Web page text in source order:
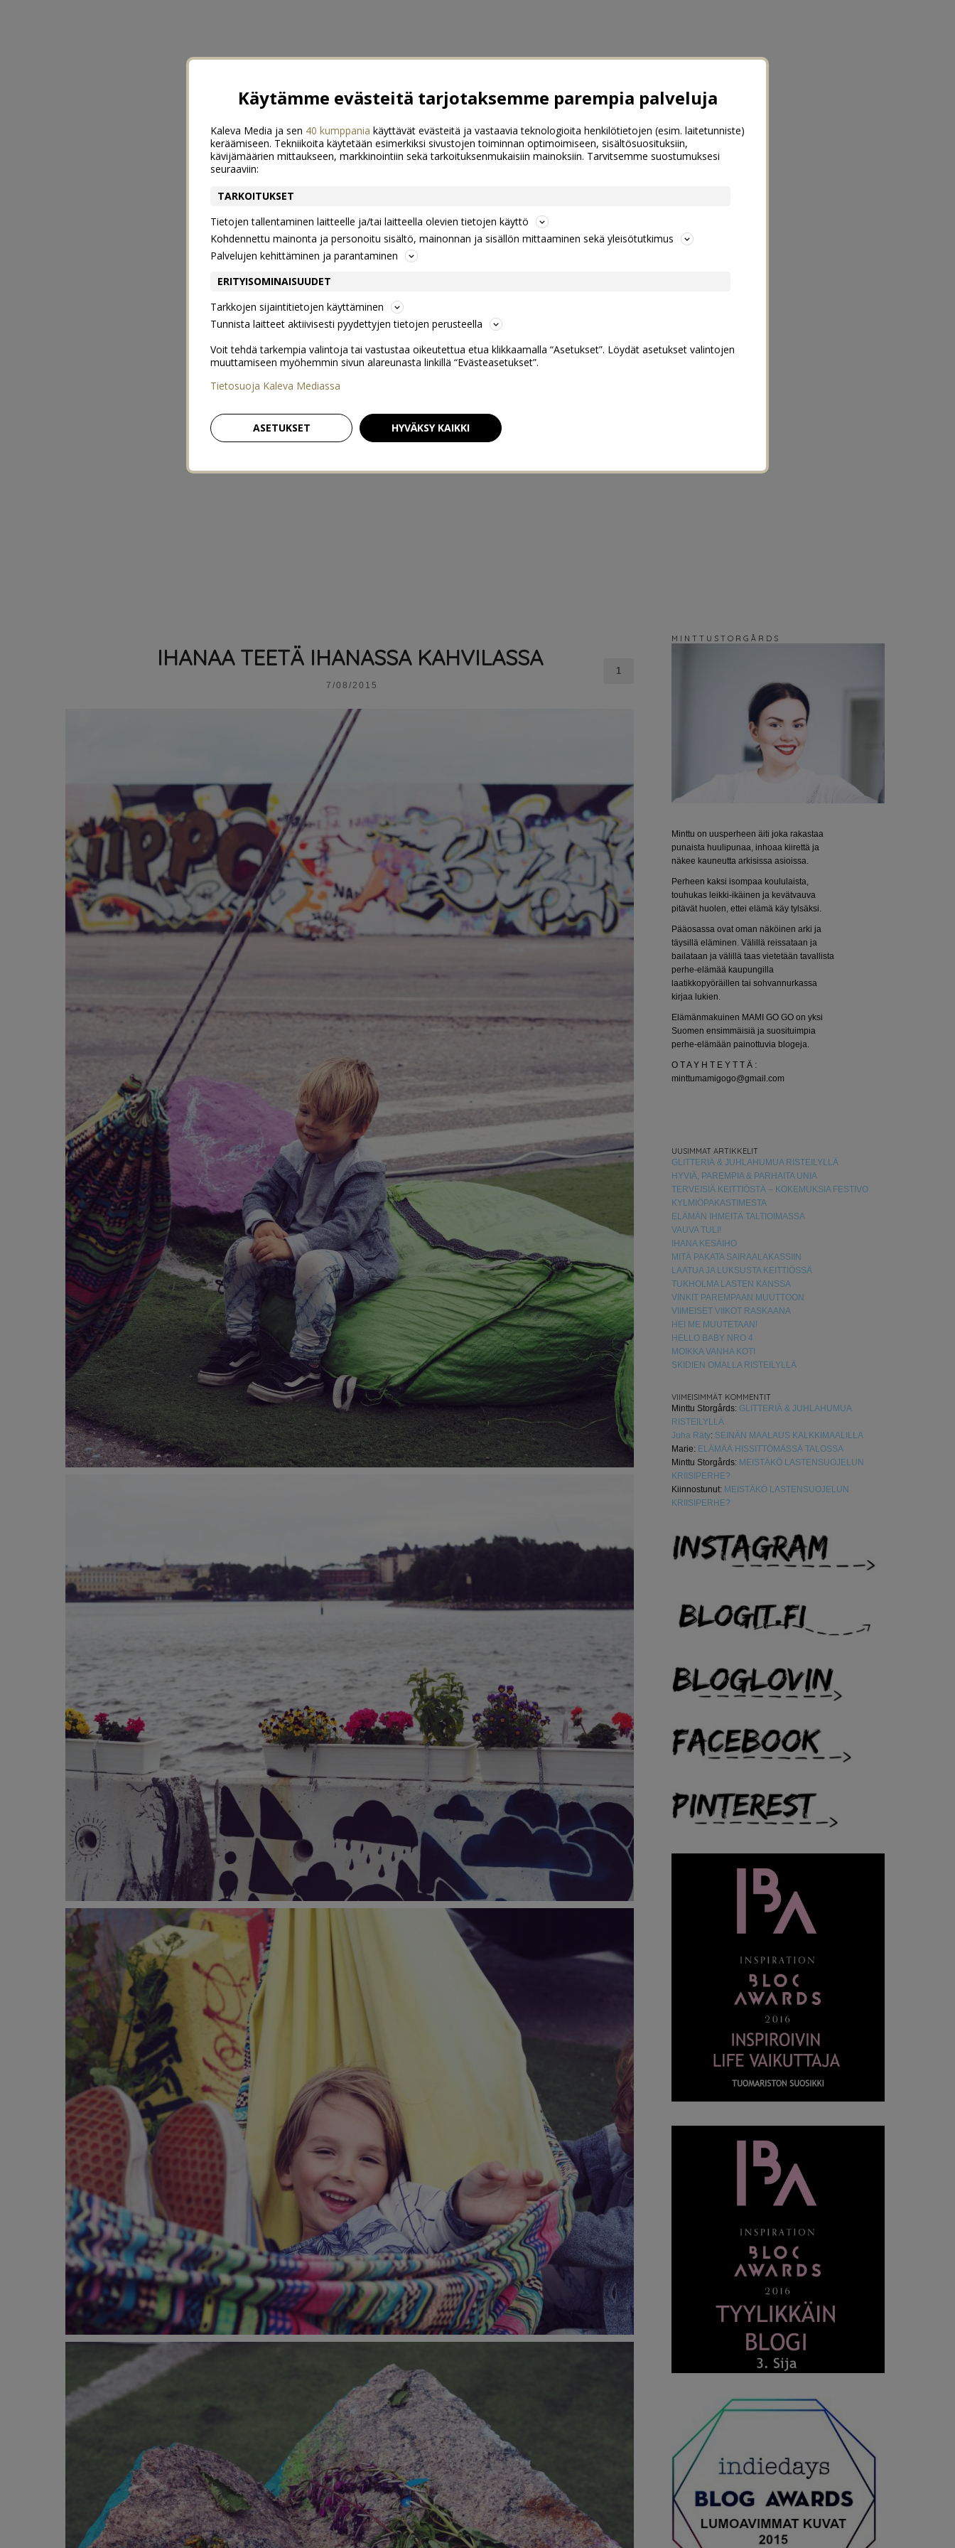
IHANAA TEETÄ IHANASSA KAHVILASSA
7/08/2015
1
M I N T T U S T O R G Å R D S
Minttu on uusperheen äiti joka rakastaa
punaista huulipunaa, inhoaa kiirettä ja
näkee kauneutta arkisissa asioissa.
Perheen kaksi isompaa koululaista,
touhukas leikki-ikäinen ja kevätvauva
pitävät huolen, ettei elämä käy tylsäksi.
Pääosassa ovat oman näköinen arki ja
täysillä eläminen. Välillä reissataan ja
bailataan ja välillä taas vietetään tavallista
perhe-elämää kaupungilla
laatikkopyöräillen tai sohvannurkassa
kirjaa lukien.
Elämänmakuinen MAMI GO GO on yksi
Suomen ensimmäisiä ja suosituimpia
perhe-elämään painottuvia blogeja.
O T A Y H T E Y T T Ä :
minttumamigogo@gmail.com
UUSIMMAT ARTIKKELIT
GLITTERIÄ & JUHLAHUMUA RISTEILYLLÄ
HYVIÄ, PAREMPIA & PARHAITA UNIA
TERVEISIÄ KEITTIÖSTÄ – KOKEMUKSIA FESTIVO
KYLMIÖPAKASTIMESTA
ELÄMÄN IHMEITÄ TALTIOIMASSA
VAUVA TULI!
IHANA KESÄIHO
MITÄ PAKATA SAIRAALAKASSIIN
LAATUA JA LUKSUSTA KEITTIÖSSÄ
TUKHOLMA LASTEN KANSSA
VINKIT PAREMPAAN MUUTTOON
VIIMEISET VIIKOT RASKAANA
HEI ME MUUTETAAN!
HELLO BABY NRO 4
MOIKKA VANHA KOTI
SKIDIEN OMALLA RISTEILYLLÄ
VIIMEISIMMÄT KOMMENTIT
Minttu Storgårds: GLITTERIÄ & JUHLAHUMUA
RISTEILYLLÄ
Juha Räty: SEINÄN MAALAUS KALKKIMAALILLA
Marie: ELÄMÄÄ HISSITTÖMÄSSÄ TALOSSA
Minttu Storgårds: MEISTÄKÖ LASTENSUOJELUN
KRIISIPERHE?
Kiinnostunut: MEISTÄKÖ LASTENSUOJELUN
KRIISIPERHE?
Käytämme evästeitä tarjotaksemme parempia palveluja
Kaleva Media ja sen 40 kumppania käyttävät evästeitä ja vastaavia teknologioita henkilötietojen (esim. laitetunniste)
keräämiseen. Tekniikoita käytetään esimerkiksi sivustojen toiminnan optimoimiseen, sisältösuosituksiin,
kävijämäärien mittaukseen, markkinointiin sekä tarkoituksenmukaisiin mainoksiin. Tarvitsemme suostumuksesi
seuraaviin:
TARKOITUKSET
Tietojen tallentaminen laitteelle ja/tai laitteella olevien tietojen käyttö
Kohdennettu mainonta ja personoitu sisältö, mainonnan ja sisällön mittaaminen sekä yleisötutkimus
Palvelujen kehittäminen ja parantaminen
ERITYISOMINAISUUDET
Tarkkojen sijaintitietojen käyttäminen
Tunnista laitteet aktiivisesti pyydettyjen tietojen perusteella
Voit tehdä tarkempia valintoja tai vastustaa oikeutettua etua klikkaamalla “Asetukset”. Löydät asetukset valintojen
muuttamiseen myöhemmin sivun alareunasta linkillä “Evästeasetukset”.
Tietosuoja Kaleva Mediassa
ASETUKSET HYVÄKSY KAIKKI